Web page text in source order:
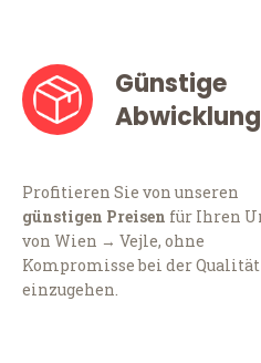
Günstige
Abwicklung
Profitieren Sie von unseren
günstigen Preisen für Ihren
von Wien → Vejle, ohne
Kompromisse bei der Qualität
einzugehen.